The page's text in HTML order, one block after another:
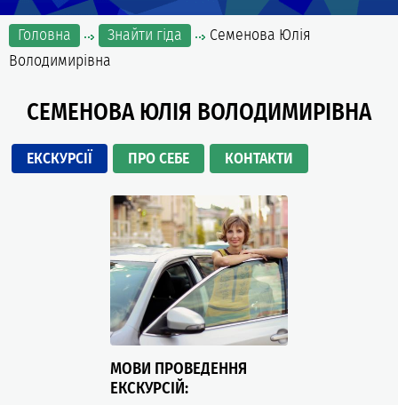
Головна Знайти гіда
Семенова Юлія
Володимирівна
СЕМЕНОВА ЮЛІЯ ВОЛОДИМИРІВНА
ЕКСКУРСІЇ ПРО СЕБЕ КОНТАКТИ
МОВИ ПРОВЕДЕННЯ
ЕКСКУРСІЙ: